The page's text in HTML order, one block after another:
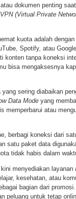
dokumen penting
VPN (Virtual Private
kuota adalah dengan
Spotify, atau
konten tanpa koneksi
bisa mengaksesnya
sering diabaikan
Data Mode yang
memperbarui atau
berbagi koneksi dari
satu paket data
tidak habis dalam
menyediakan layanan
kesehatan, atau
bagian dari
peluang untuk tetap